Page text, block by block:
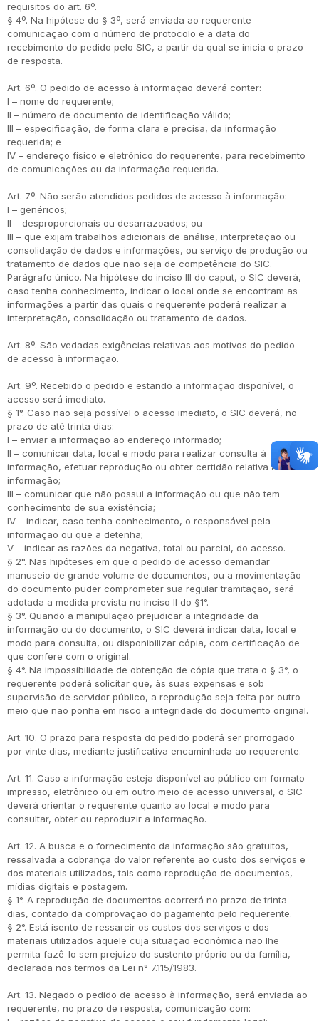
requisitos do art. 6º.
§ 4º. Na hipótese do § 3º, será enviada ao requerente
comunicação com o número de protocolo e a data do
recebimento do pedido pelo SIC, a partir da qual se inicia o prazo
de resposta.
Art. 6º. O pedido de acesso à informação deverá conter:
I – nome do requerente;
II – número de documento de identificação válido;
III – especificação, de forma clara e precisa, da informação
requerida; e
IV – endereço físico e eletrônico do requerente, para recebimento
de comunicações ou da informação requerida.
Art. 7º. Não serão atendidos pedidos de acesso à informação:
I – genéricos;
II – desproporcionais ou desarrazoados; ou
III – que exijam trabalhos adicionais de análise, interpretação ou
consolidação de dados e informações, ou serviço de produção ou
tratamento de dados que não seja de competência do SIC.
Parágrafo único. Na hipótese do inciso III do caput, o SIC deverá,
caso tenha conhecimento, indicar o local onde se encontram as
informações a partir das quais o requerente poderá realizar a
interpretação, consolidação ou tratamento de dados.
Art. 8º. São vedadas exigências relativas aos motivos do pedido
de acesso à informação.
Art. 9º. Recebido o pedido e estando a informação disponível, o
acesso será imediato.
§ 1°. Caso não seja possível o acesso imediato, o SIC deverá, no
prazo de até trinta dias:
I – enviar a informação ao endereço informado;
II – comunicar data, local e modo para realizar consulta à
informação, efetuar reprodução ou obter certidão relativa à
informação;
III – comunicar que não possui a informação ou que não tem
conhecimento de sua existência;
IV – indicar, caso tenha conhecimento, o responsável pela
informação ou que a detenha;
V – indicar as razões da negativa, total ou parcial, do acesso.
§ 2°. Nas hipóteses em que o pedido de acesso demandar
manuseio de grande volume de documentos, ou a movimentação
do documento puder comprometer sua regular tramitação, será
adotada a medida prevista no inciso II do §1°.
§ 3°. Quando a manipulação prejudicar a integridade da
informação ou do documento, o SIC deverá indicar data, local e
modo para consulta, ou disponibilizar cópia, com certificação de
que confere com o original.
§ 4°. Na impossibilidade de obtenção de cópia que trata o § 3°, o
requerente poderá solicitar que, às suas expensas e sob
supervisão de servidor público, a reprodução seja feita por outro
meio que não ponha em risco a integridade do documento original.
Art. 10. O prazo para resposta do pedido poderá ser prorrogado
por vinte dias, mediante justificativa encaminhada ao requerente.
Art. 11. Caso a informação esteja disponível ao público em formato
impresso, eletrônico ou em outro meio de acesso universal, o SIC
deverá orientar o requerente quanto ao local e modo para
consultar, obter ou reproduzir a informação.
Art. 12. A busca e o fornecimento da informação são gratuitos,
ressalvada a cobrança do valor referente ao custo dos serviços e
dos materiais utilizados, tais como reprodução de documentos,
mídias digitais e postagem.
§ 1°. A reprodução de documentos ocorrerá no prazo de trinta
dias, contado da comprovação do pagamento pelo requerente.
§ 2°. Está isento de ressarcir os custos dos serviços e dos
materiais utilizados aquele cuja situação econômica não lhe
permita fazê-lo sem prejuízo do sustento próprio ou da família,
declarada nos termos da Lei n° 7.115/1983.
Art. 13. Negado o pedido de acesso à informação, será enviada ao
requerente, no prazo de resposta, comunicação com: